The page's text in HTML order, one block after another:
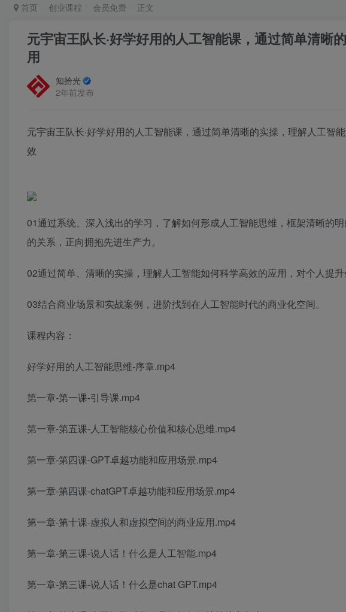
首页 创业课程 会员免费 正文
元宇宙王队长·好学好用的人工智能课，通过简单清晰
用
知拾光
2年前发布
元宇宙王队长·好学好用的人工智能课，通过简单清晰的实操，理解人工智
效
01通过系统、深入浅出的学习，了解如何形成人工智能思维，框架清晰的
的关系，正向拥抱先进生产力。
02通过简单、清晰的实操，理解人工智能如何科学高效的应用，对个人提升
03结合商业场景和实战案例，进阶找到在人工智能时代的商业化空间。
课程内容：
好学好用的人工智能思维-序章.mp4
第一章-第一课-引导课.mp4
第一章-第五课-人工智能核心价值和核心思维.mp4
第一章-第四课-GPT卓越功能和应用场景.mp4
第一章-第四课-chatGPT卓越功能和应用场景.mp4
第一章-第十课-虚拟人和虚拟空间的商业应用.mp4
第一章-第三课-说人话！什么是人工智能.mp4
第一章-第三课-说人话！什么是chat GPT.mp4